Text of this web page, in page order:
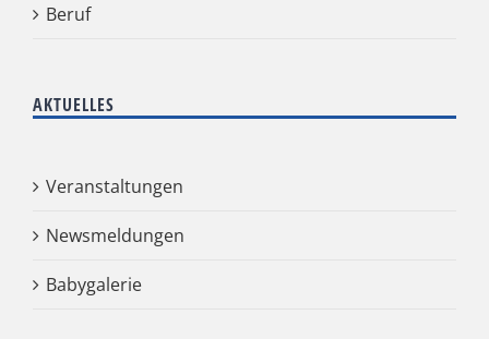
Beruf
AKTUELLES
Veranstaltungen
Newsmeldungen
Babygalerie